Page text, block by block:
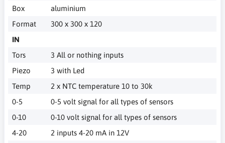
Box
aluminium
Format
300 x 300 x 120
IN
Tors
3 All or nothing inputs
Piezo
3 with Led
Temp
2 x NTC temperature 10 to 30k
0-5
0-5 volt signal for all types of sensors
0-10
0-10 volt signal for all types of sensors
4-20
2 inputs 4-20 mA in 12V